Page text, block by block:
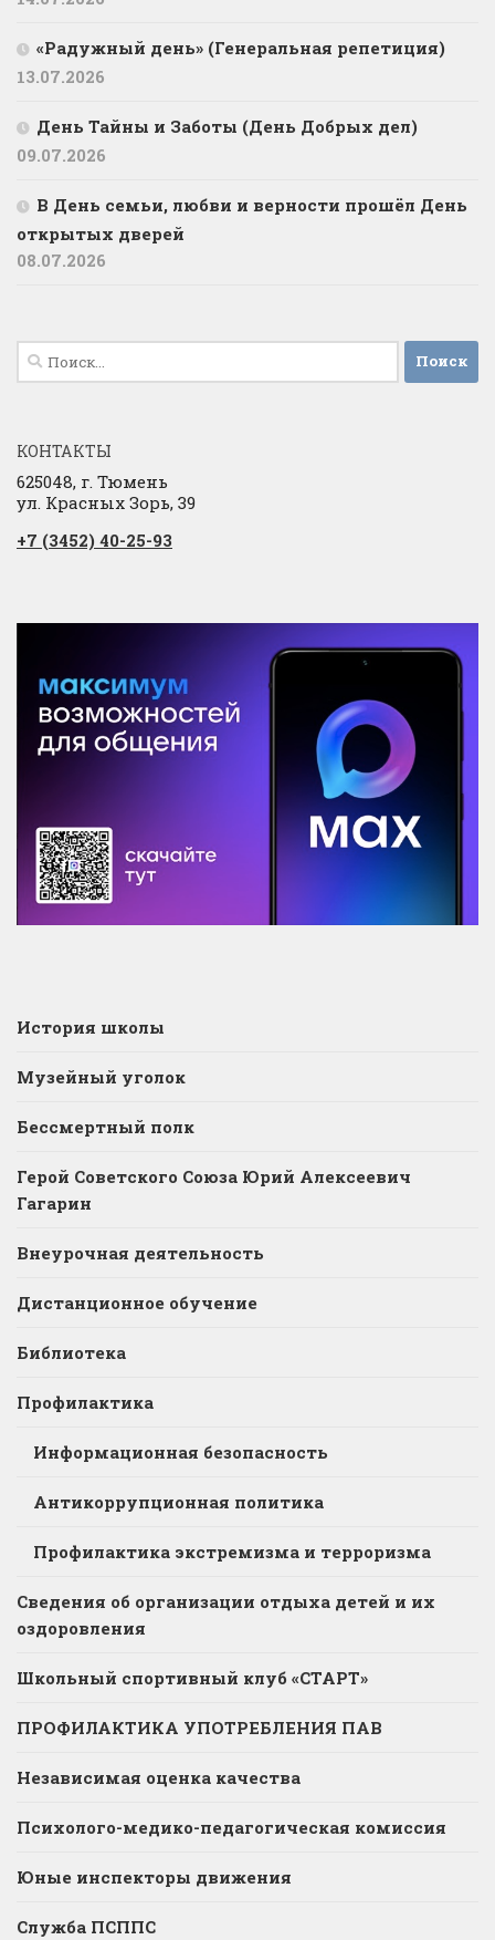
«Радужный день» (Генеральная репетиция)
13.07.2026
День Тайны и Заботы (День Добрых дел)
09.07.2026
В День семьи, любви и верности прошёл День
открытых дверей
08.07.2026
Найти:
КОНТАКТЫ
625048, г. Тюмень
ул. Красных Зорь, 39
+7 (3452) 40-25-93
История школы
Музейный уголок
Бессмертный полк
Герой Советского Союза Юрий Алексеевич
Гагарин
Внеурочная деятельность
Дистанционное обучение
Библиотека
Профилактика
Информационная безопасность
Антикоррупционная политика
Профилактика экстремизма и терроризма
Сведения об организации отдыха детей и их
оздоровления
Школьный спортивный клуб «СТАРТ»
ПРОФИЛАКТИКА УПОТРЕБЛЕНИЯ ПАВ
Независимая оценка качества
Психолого-медико-педагогическая комиссия
Юные инспекторы движения
Служба ПСППС